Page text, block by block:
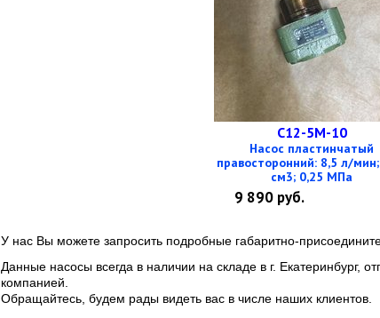
С12-5М-10
Насос пластинчатый
правосторонний: 8,5 л/
см3; 0,25 МПа
9 890 руб.
У нас Вы можете запросить подробные габаритно-
Данные насосы всегда в наличии на складе в г. Екатеринбург,
компанией.
Обращайтесь, будем рады видеть вас в числе наших клиентов.